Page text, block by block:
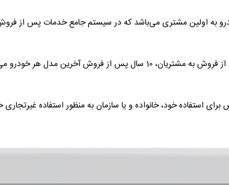
به اولین مشتری می‌باشد که در سیستم جامع خدمات پس از
فروش آخرین مدل هر خودرو می‌باشد.
استفاده خود، خانواده و یا سازمان به منظور استفاده